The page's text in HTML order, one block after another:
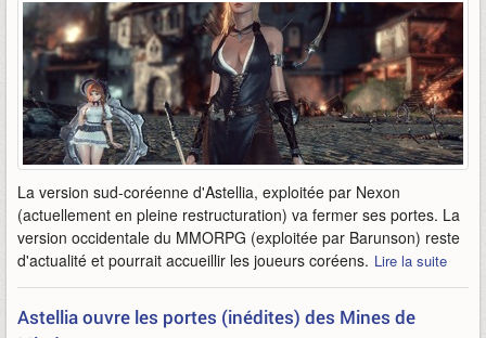
La version sud-coréenne d'Astellia, exploitée par Nexon
(actuellement en pleine restructuration) va fermer ses portes. La
version occidentale du MMORPG (exploitée par Barunson) reste
d'actualité et pourrait accueillir les joueurs coréens. Lire la suite
Astellia ouvre les portes (inédites) des Mines de